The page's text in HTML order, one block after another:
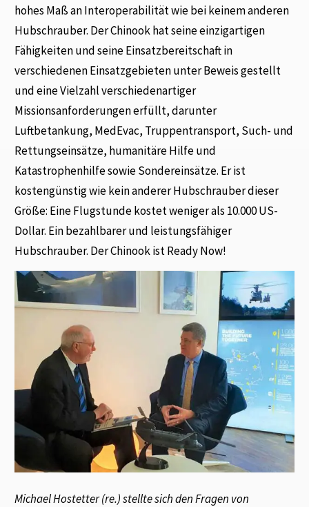
hohes Maß an Interoperabilität wie bei keinem anderen
Hubschrauber. Der Chinook hat seine einzigartigen
Fähigkeiten und seine Einsatzbereitschaft in
verschiedenen Einsatzgebieten unter Beweis gestellt
und eine Vielzahl verschiedenartiger
Missionsanforderungen erfüllt, darunter
Luftbetankung, MedEvac, Truppentransport, Such- und
Rettungseinsätze, humanitäre Hilfe und
Katastrophenhilfe sowie Sondereinsätze. Er ist
kostengünstig wie kein anderer Hubschrauber dieser
Größe: Eine Flugstunde kostet weniger als 10.000 US-
Dollar. Ein bezahlbarer und leistungsfähiger
Hubschrauber. Der Chinook ist Ready Now!
Michael Hostetter (re.) stellte sich den Fragen von